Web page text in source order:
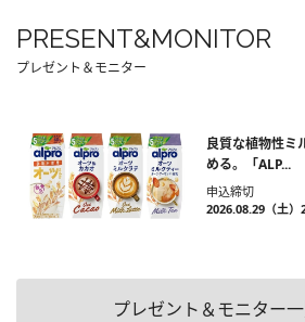
PRESENT&MONITOR
プレゼント＆モニター
良質な植物性ミ
める。「ALP...
申込締切
2026.08.29（土）
プレゼント＆モニター